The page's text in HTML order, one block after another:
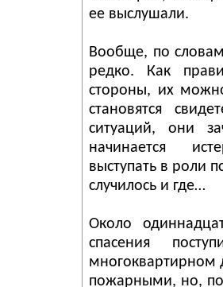
ее выслушали.
Вообще, по
редко. Как
стороны, их
становятся
ситуаций, они
начинается
выступать в роли
случилось и где…
Около
спасения
многоквартирном
пожарными, но,